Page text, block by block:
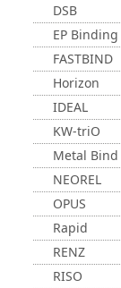
DSB
EP Binding
FASTBIND
Horizon
IDEAL
KW-triO
Metal Bind
NEOREL
OPUS
Rapid
RENZ
RISO